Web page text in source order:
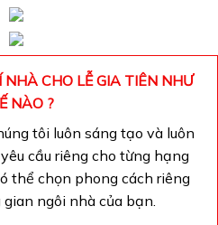
CHO LỄ GIA TIÊN NHƯ
NÀO ?
tôi luôn sáng tạo và luôn
cầu riêng cho từng hạng
thể chọn phong cách riêng
ngôi nhà của bạn.